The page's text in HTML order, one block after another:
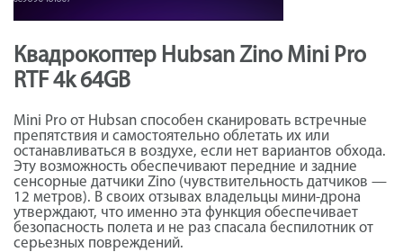
Квадрокоптер Hubsan Zino Mini Pro
RTF 4k 64GB
Mini Pro от Hubsan способен сканировать встречные
препятствия и самостоятельно облетать их или
останавливаться в воздухе, если нет вариантов обхода.
Эту возможность обеспечивают передние и задние
сенсорные датчики Zino (чувствительность датчиков —
12 метров). В своих отзывах владельцы мини-дрона
утверждают, что именно эта функция обеспечивает
безопасность полета и не раз спасала беспилотник от
серьезных повреждений.